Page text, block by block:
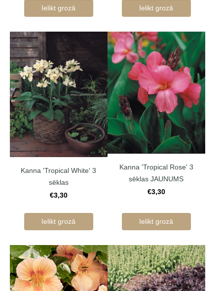
Ielikt grozā Ielikt grozā
Kanna 'Tropical White' 3
sēklas
€3,30
Ielikt grozā
Kanna 'Tropical Rose' 3
sēklas JAUNUMS
€3,30
Ielikt grozā